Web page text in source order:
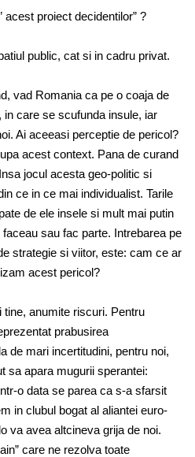
acest proiect decidentilor” ?
public, cat si in cadru privat.
vad Romania ca pe o coaja de
in care se scufunda insule, iar
Ai aceeasi perceptie de pericol?
acest context. Pana de curand
jocul acesta geo-politic si
ce in ce mai individualist. Tarile
de ele insele si mult mai putin
sau fac parte. Intrebarea pe
strategie si viitor, este: cam ce ar
acest pericol?
anumite riscuri. Pentru
prabusirea
de mari incertitudini, pentru noi,
sa apara mugurii sperantei:
o data se parea ca s-a sfarsit
in clubul bogat al aliantei euro-
va avea altcineva grija de noi.
care ne rezolva toate